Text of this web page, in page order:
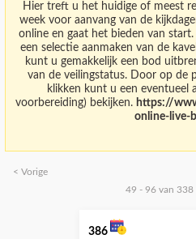
Hier treft u het huidige of meest
week voor aanvang van de
online en gaat het bieden van
een selectie aanmaken van de
kunt u gemakkelijk een bod
van de veilingstatus. Door op de
klikken kunt u een eventueel
voorbereiding) bekijken. https://
online-live-
< Vorige
49 - 96 van 338
386